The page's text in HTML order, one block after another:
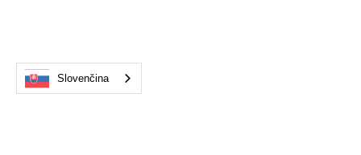
Slovenčina